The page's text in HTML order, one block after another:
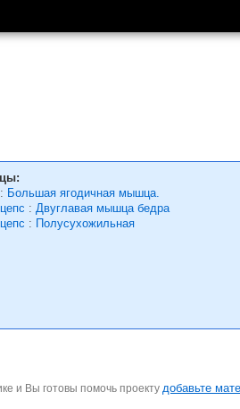
: Большая ягодичная мышца.
: Двуглавая мышца бедра
: Полусухожильная
и Вы готовы помочь проекту добавьте